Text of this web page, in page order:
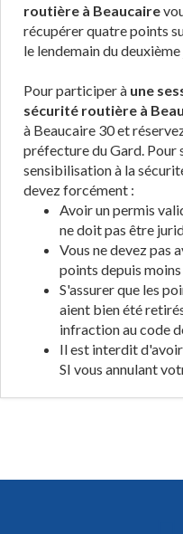
routière à Beaucaire
récupérer quatre points
le lendemain du deuxième
Pour participer à une
sécurité routière à
à Beaucaire 30 et
préfecture du Gard. Pour
sensibilisation à la
devez forcément :
Avoir un permis
ne doit pas être
Vous ne devez pas
points depuis
S'assurer que les
aient bien été
infraction au code
Il est interdit
SI vous annulant